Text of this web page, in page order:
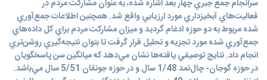
سرانجام جمع جبري چهار بعد اشاره شده، به عنوان مشارکت مردم در
فعاليت‌هاي آبخيزداري مورد ارزيابي واقع شد. همچنين اطلاعات جمع‌آوري
شده مربوط به دو حوزه ادغام گرديد و ميزان مشارکت مردم براي کل داده‌هاي
جمع‌آوري شده مورد تجزيه و تحليل قرار گرفت تا بتوان نتيجه‌گيري روشن‌تري
انجام داد. نتايج توصيفي يافته‌ها نشان مي‌دهد که ميانگين سن پاسخگويان
در حوزه گوجان- چال‌نمد 1/48 سال و در حوزه جونقان 5/51 سال مي‌باشد.